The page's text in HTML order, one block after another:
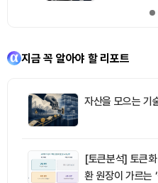
지금 꼭 알아야 할 리포트
자산을 모으는 기
[토큰분석] 토큰
환 원장이 가르는